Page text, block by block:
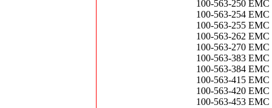
100-563-250
100-563-254
100-563-255
100-563-262
100-563-270
100-563-383
100-563-384
100-563-415
100-563-420
100-563-453